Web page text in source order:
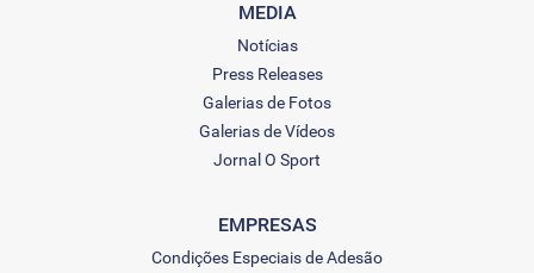
MEDIA
Notícias
Press Releases
Galerias de Fotos
Galerias de Vídeos
Jornal O Sport
EMPRESAS
Condições Especiais de Adesão